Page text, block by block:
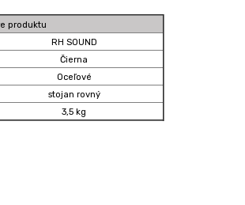
produktu
RH SOUND
Čierna
Oceľové
stojan rovný
3,5 kg